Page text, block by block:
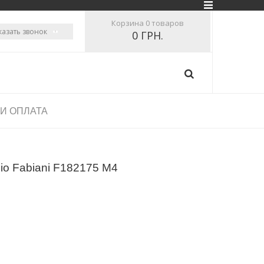
звонок
Корзина 0 товаров
0 ГРН.
ОПЛАТА
Fabiani F182175 M4